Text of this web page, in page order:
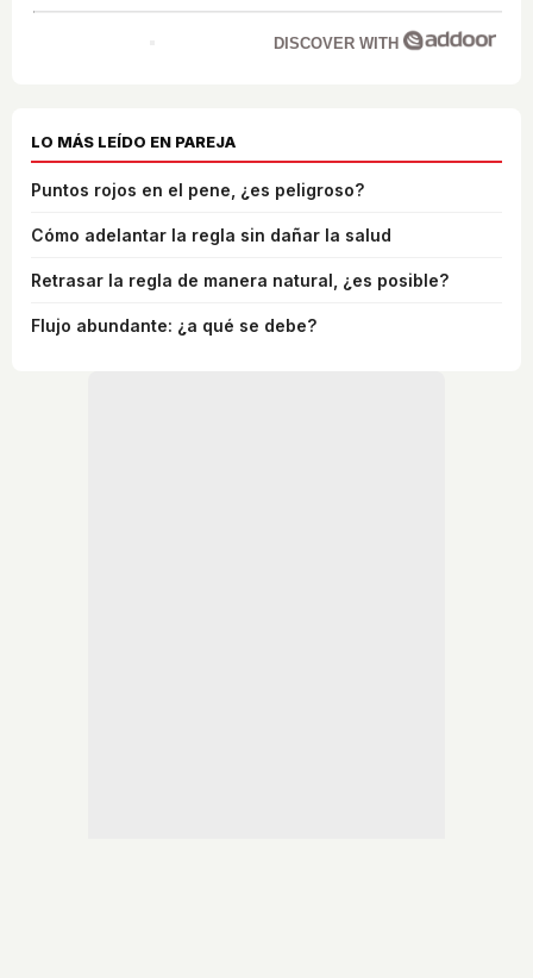
DISCOVER WITH
LO MÁS LEÍDO EN PAREJA
Puntos rojos en el pene, ¿es peligroso?
Cómo adelantar la regla sin dañar la salud
Retrasar la regla de manera natural, ¿es posible?
Flujo abundante: ¿a qué se debe?